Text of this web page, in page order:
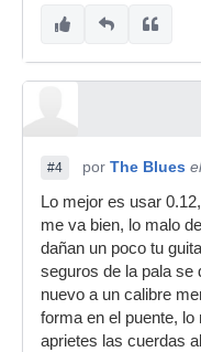
#4 por The Blues
Lo mejor es usar
me va bien, lo malo
dañan un poco tu
seguros de la pala se
nuevo a un calibre
forma en el puente,
aprietes las cuerdas